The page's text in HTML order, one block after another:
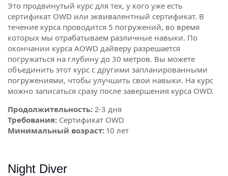
Это продвинутый курс для тех, у кого уже есть
сертификат OWD или эквивалентный сертификат. В
течение курса проводится 5 погружений, во время
которых мы отрабатываем различные навыки. По
окончании курса AOWD дайверу разрешается
погружаться на глубину до 30 метров. Вы можете
объединить этот курс с другими запланированными
погружениями, чтобы улучшить свои навыки. На курс
можно записаться сразу после завершения курса OWD.
Продолжительность: 2-3 дня
Требования: Сертификат OWD
Минимальный возраст: 10 лет
Night Diver